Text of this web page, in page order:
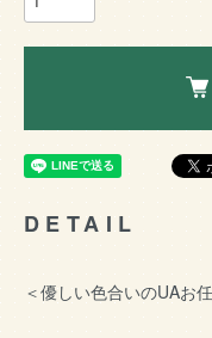
DETAIL
＜優しい色合いのUAお